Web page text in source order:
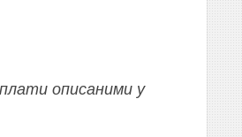
описаними у